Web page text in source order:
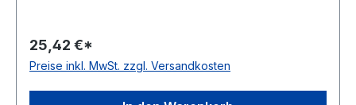
antistatisch: ja Norm: DIN 7753 Material:
Neoprene Zugstrang: Polyester Breite: 9,7mm
25,42 €*
Preise inkl. MwSt. zzgl. Versandkosten